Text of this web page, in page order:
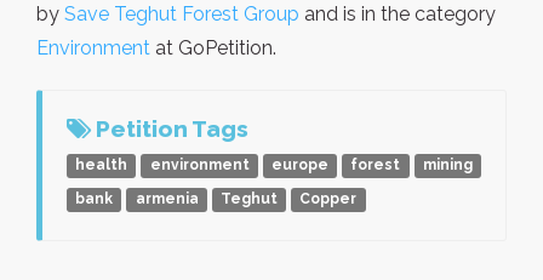
by Save Teghut Forest Group and is in the category
Environment at GoPetition.
Petition Tags
health environment europe forest
mining
bank
armenia Teghut Copper